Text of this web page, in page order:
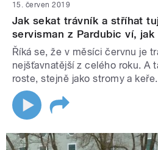
15. červen 2019
Jak sekat trávník a stříhat
servisman z Pardubic ví, jak
Říká se, že v měsíci červnu je
nejšťavnatější z celého roku. A
roste, stejně jako stromy a keře.